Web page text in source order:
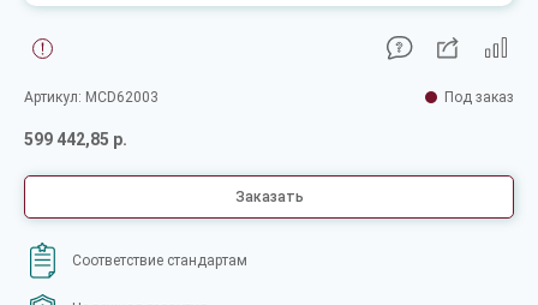
Артикул: MCD62003 Под заказ
599 442,85 р.
Заказать
Соответствие стандартам